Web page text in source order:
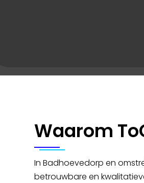
Waarom
In Badhoevedorp en
betrouwbare en